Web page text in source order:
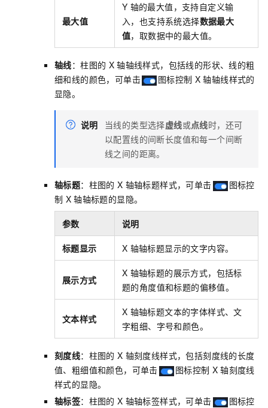
最大值
Y 轴的最大值，支持自定义输
入，也支持系统选择数据最大
值，取数据中的最大值。
轴线：柱图的 X 轴轴线样式，包括线的形状、线的粗
细和线的颜色，可单击
图标控制 X 轴轴线样式的
显隐。
说明 当线的类型选择虚线或点线时，还可
以配置线的间断长度值和每一个间断
线之间的距离。
轴标题：柱图的 X 轴轴标题样式，可单击
图标控
制 X 轴轴标题的显隐。
参数 说明
标题显示 X 轴轴标题显示的文字内容。
展示方式
X 轴轴标题的展示方式，包括标
题的角度值和标题的偏移值。
文本样式
X 轴轴标题文本的字体样式、文
字粗细、字号和颜色。
刻度线：柱图的 X 轴刻度线样式，包括刻度线的长度
值、粗细值和颜色，可单击
图标控制 X 轴刻度线
样式的显隐。
轴标签：柱图的 X 轴轴标签样式，可单击
图标控